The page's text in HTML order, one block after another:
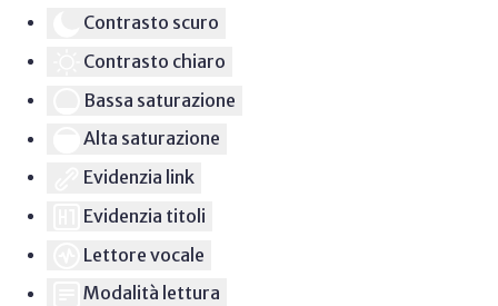
Contrasto scuro
Contrasto chiaro
Bassa saturazione
Alta saturazione
Evidenzia link
Evidenzia titoli
Lettore vocale
Modalità lettura